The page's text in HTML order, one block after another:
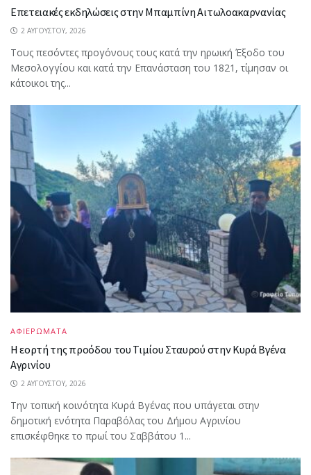
Επετειακές εκδηλώσεις στην Μπαμπίνη Αιτωλοακαρνανίας
2 ΑΥΓΟΎΣΤΟΥ, 2026
Τους πεσόντες προγόνους τους κατά την ηρωική Έξοδο του
Μεσολογγίου και κατά την Επανάσταση του 1821, τίμησαν οι
κάτοικοι της...
ΑΦΙΕΡΩΜΑΤΑ
Η εορτή της προόδου του Τιμίου Σταυρού στην Κυρά Βγένα
Αγρινίου
2 ΑΥΓΟΎΣΤΟΥ, 2026
Την τοπική κοινότητα Κυρά Βγένας που υπάγεται στην
δημοτική ενότητα Παραβόλας του Δήμου Αγρινίου
επισκέφθηκε το πρωί του Σαββάτου 1...